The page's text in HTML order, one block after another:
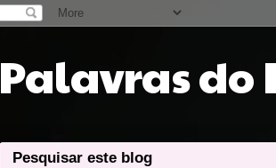
Palavras do
Pesquisar este blog